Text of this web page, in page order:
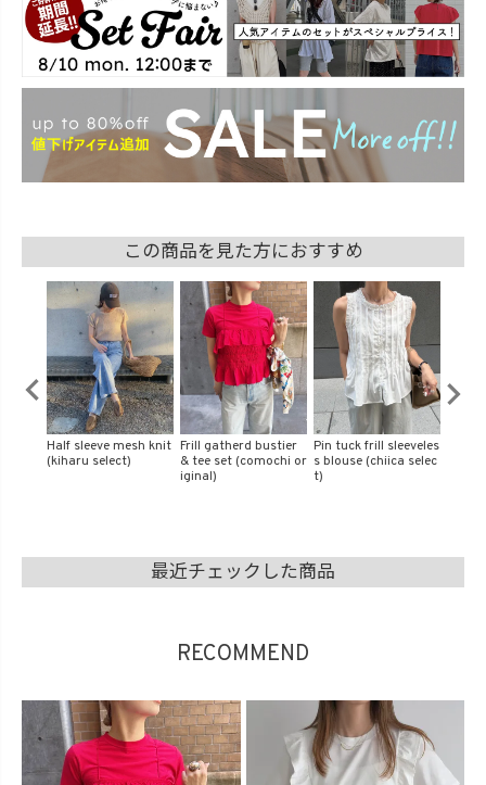
この商品を見た方におすすめ
Half sleeve mesh knit
(kiharu select)
Frill gatherd bustier
& tee set (comochi or
iginal)
Pin tuck frill sleeveles
s blouse (chiica selec
t)
最近チェックした商品
RECOMMEND